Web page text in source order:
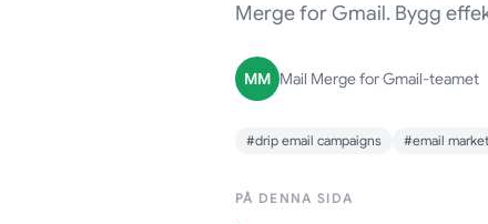
Merge for Gmail. Bygg
MM Mail Merge for Gmail-teamet
#drip email campaigns #email
PÅ DENNA SIDA